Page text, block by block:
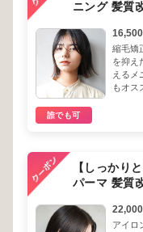
ニング 髪質
縮毛矯
を抑え
えるメ
もオス
誰でも可
【しっかり
パーマ 髪質
アイロ